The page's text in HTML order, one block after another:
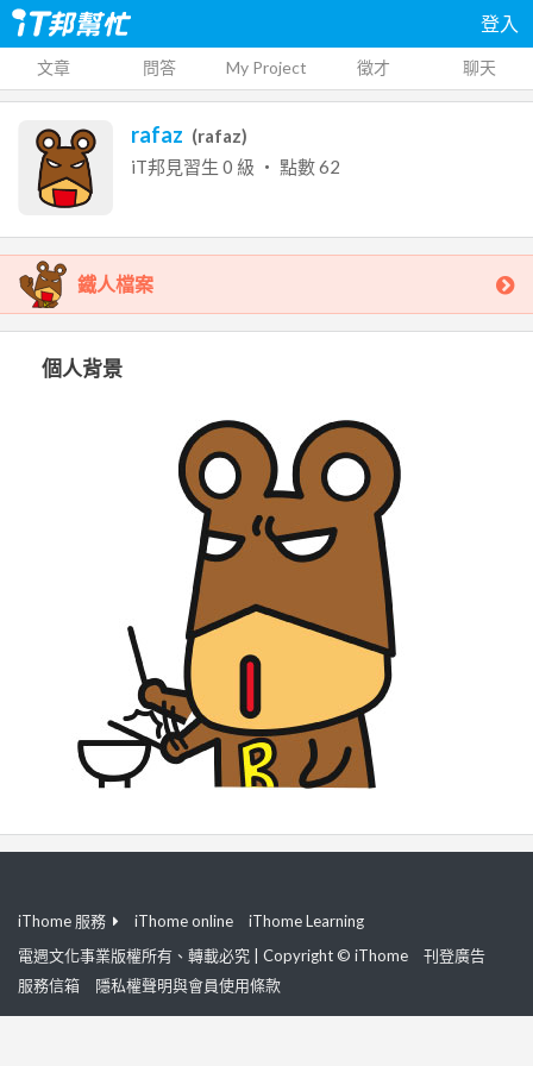
登入
文章 問答 My Project 徵才 聊天
rafaz (rafaz)
iT邦見習生 0 級 ‧ 點數62
鐵人檔案
個人背景
iThome 服務 iThome online
iThome Learning
電週文化事業版權所有、轉載必究 | Copyright © iThome
刊登廣告
服務信箱
隱私權聲明與會員使用條款